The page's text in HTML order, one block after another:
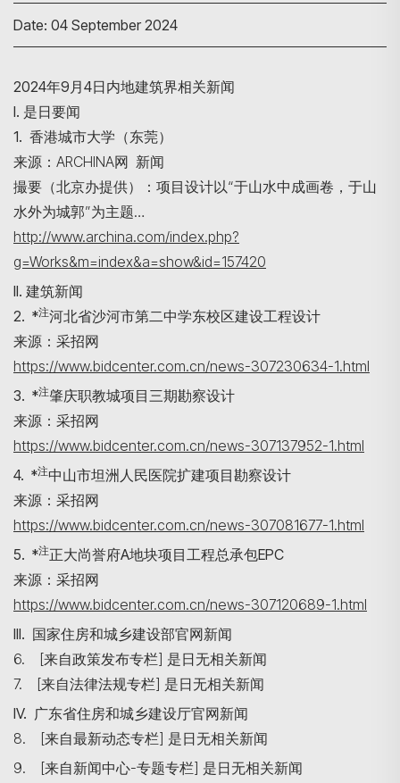
Date: 04 September 2024
2024年9月4日内地建筑界相关新闻
I. 是日要闻
1. 香港城市大学（东莞）
来源：ARCHINA网 新闻
撮要（北京办提供）：项目设计以“于山水中成画卷，于山
水外为城郭”为主题…
http://www.archina.com/index.php?
g=Works&m=index&a=show&id=157420
II. 建筑新闻
2. *注河北省沙河市第二中学东校区建设工程设计
来源：采招网
https://www.bidcenter.com.cn/news-307230634-1.html
3. *注肇庆职教城项目三期勘察设计
来源：采招网
https://www.bidcenter.com.cn/news-307137952-1.html
4. *注中山市坦洲人民医院扩建项目勘察设计
来源：采招网
https://www.bidcenter.com.cn/news-307081677-1.html
5. *注正大尚誉府A地块项目工程总承包EPC
来源：采招网
https://www.bidcenter.com.cn/news-307120689-1.html
III. 国家住房和城乡建设部官网新闻
6. [来自政策发布专栏] 是日无相关新闻
7. [来自法律法规专栏] 是日无相关新闻
IV. 广东省住房和城乡建设厅官网新闻
8. [来自最新动态专栏] 是日无相关新闻
9. [来自新闻中心-专题专栏] 是日无相关新闻